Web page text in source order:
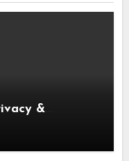
&
Zorg 2025 |